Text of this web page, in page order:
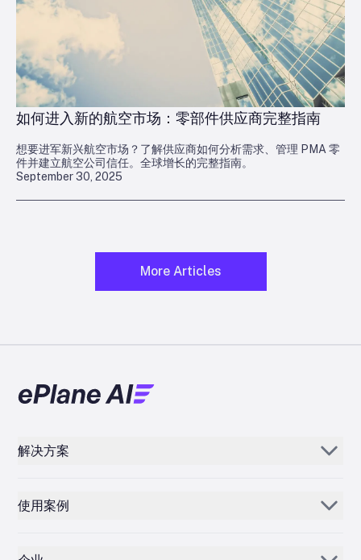
September 30, 2025
如何进入新的航空市场：零部件供应商完整指南
想要进军新兴航空市场？了解供应商如何分析需求、管理 PMA 零
件并建立航空公司信任。全球增长的完整指南。
More Articles
解决方案
电子邮件 AI
使用案例